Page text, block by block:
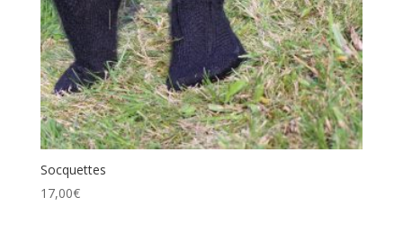
Socquettes
17,00€